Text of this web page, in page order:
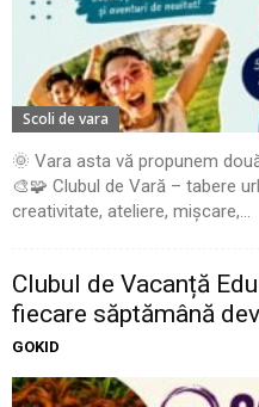
Scoli de vara
🌞 Vara asta vă propunem
🎨🧩 Clubul de Vară – tabere
creativitate, ateliere, mișcare,...
Clubul de Vacanță
fiecare săptămână
GOKID